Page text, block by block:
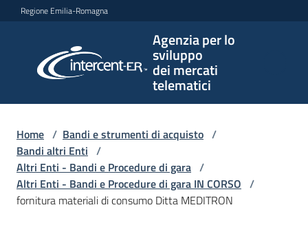
Vai al contenuto
Vai alla navigazione
Vai al footer
Regione Emilia-Romagna
Agenzia per lo
sviluppo
dei mercati
telematici
per lo
sviluppo
telematici
L'Agenzia
Home / Bandi e strumenti di acquisto /
Bandi altri Enti /
Altri Enti - Bandi e Procedure di gara /
Altri Enti - Bandi e Procedure di gara IN CORSO /
fornitura materiali di consumo Ditta MEDITRON